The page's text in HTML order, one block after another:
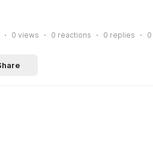
0 views 0 reactions 0 replies 0